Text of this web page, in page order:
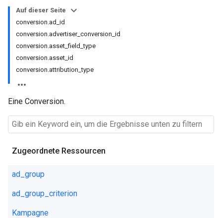
Auf dieser Seite
conversion.ad_id
conversion.advertiser_conversion_id
conversion.asset_field_type
conversion.asset_id
conversion.attribution_type
Eine Conversion.
Zugeordnete Ressourcen
ad_group
ad_group_criterion
Kampagne